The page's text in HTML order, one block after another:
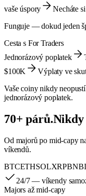
vaše úspory
Necháte
Funguje — dokud jeden
Cesta s For Traders
Jednorázový poplatek
$100K
Výplaty ve
Vaše coiny nikdy
jednorázový poplatek.
70+ párů.Nikdy
Od majorů po mid-capy
víkendů.
BTCETHSOLXRPBNB
24/7 — víkendy
Majors až mid-capy